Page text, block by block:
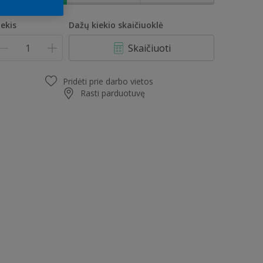
Dažų kiekio skaičiuoklė
Skaičiuoti
Pridėti prie darbo vietos
Rasti parduotuvę